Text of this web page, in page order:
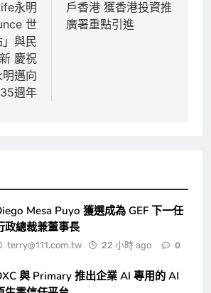
永明
世
與民
慶祝
邁向
週年
戶香港 獲香港投資推
廣署重點引進
Mesa Puyo 獲選成為 GEF 下一任
政總裁兼董事長
terry@111.com.tw 22 小時 ago 0
與 Primary 推出企業 AI 專用的 AI